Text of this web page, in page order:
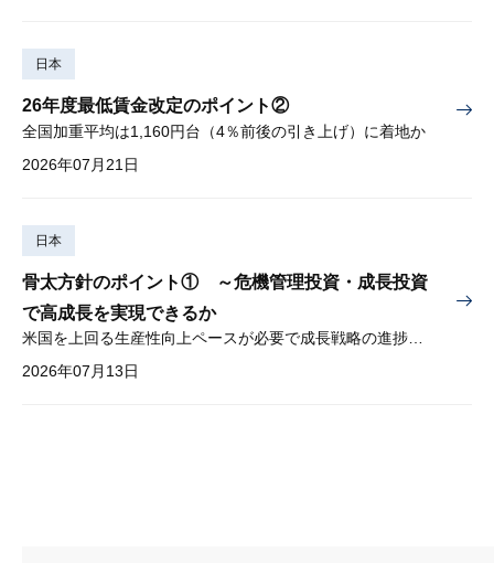
日本
26年度最低賃金改定のポイント②
全国加重平均は1,160円台（4％前後の引き上げ）に着地か
2026年07月21日
日本
骨太方針のポイント① ～危機管理投資・成長投資
で高成長を実現できるか
米国を上回る生産性向上ペースが必要で成長戦略の進捗管理も課題
2026年07月13日